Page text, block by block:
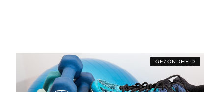
GEZONDHEID